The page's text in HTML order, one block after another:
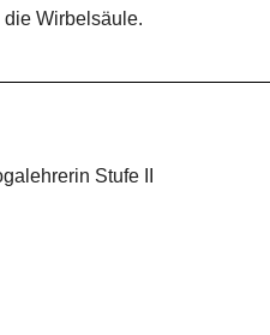
Wirbelsäule.
Stufe II